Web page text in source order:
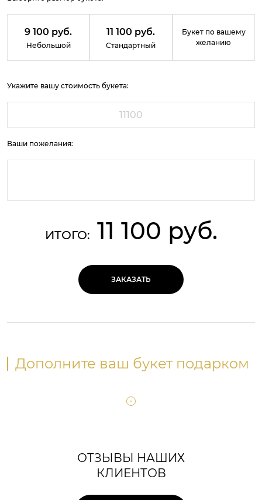
9 100 руб.
Небольшой
11 100 руб.
Стандартный
Букет по вашему
желанию
Укажите вашу стоимость букета:
Ваши пожелания:
ИТОГО: 11 100 руб.
ЗАКАЗАТЬ
Дополните ваш букет подарком
ОТЗЫВЫ НАШИХ
КЛИЕНТОВ